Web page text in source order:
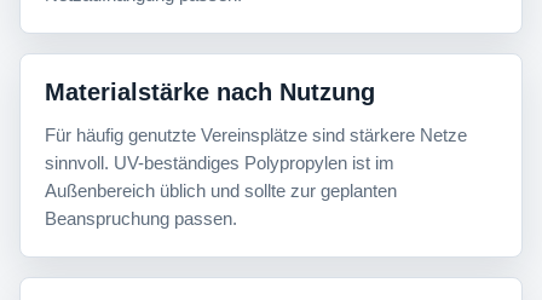
Materialstärke nach Nutzung
Für häufig genutzte Vereinsplätze sind stärkere Netze
sinnvoll. UV-beständiges Polypropylen ist im
Außenbereich üblich und sollte zur geplanten
Beanspruchung passen.